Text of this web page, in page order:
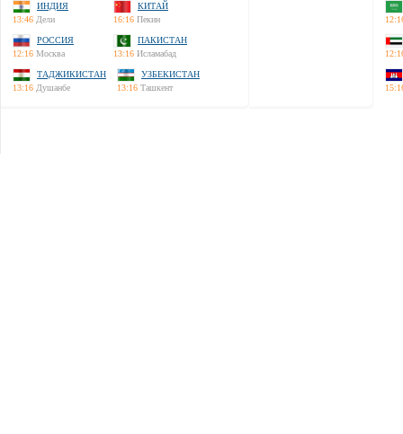
ИНДИЯ
13:46 Дели
КИТАЙ
16:16 Пекин
РОССИЯ
12:16 Москва
ПАКИСТАН
13:16 Исламабад
ТАДЖИКИСТАН
13:16 Душанбе
УЗБЕКИСТАН
13:16 Ташкент